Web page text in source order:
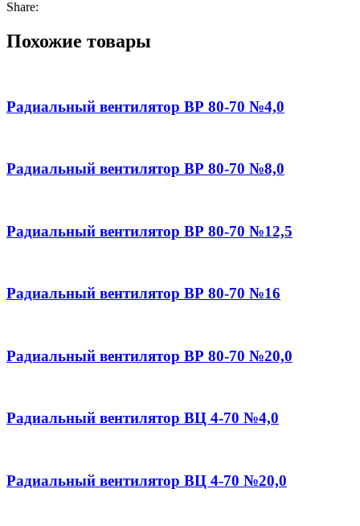
Share:
Похожие товары
Радиальный вентилятор ВР 80-70 №4,0
Радиальный вентилятор ВР 80-70 №8,0
Радиальный вентилятор ВР 80-70 №12,5
Радиальный вентилятор ВР 80-70 №16
Радиальный вентилятор ВР 80-70 №20,0
Радиальный вентилятор ВЦ 4-70 №4,0
Радиальный вентилятор ВЦ 4-70 №20,0